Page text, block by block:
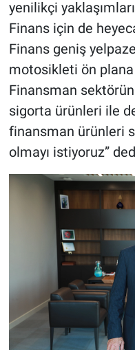
yenilikçi
Finans için de
Finans geniş
motosikleti ön plana
Finansman
sigorta ürünleri ile
finansman ürünleri
olmayı istiyoruz”